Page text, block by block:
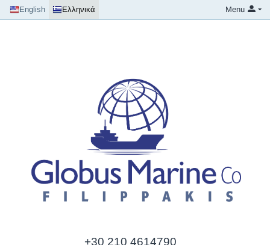
English Ελληνικά Menu
+30 210 4614790